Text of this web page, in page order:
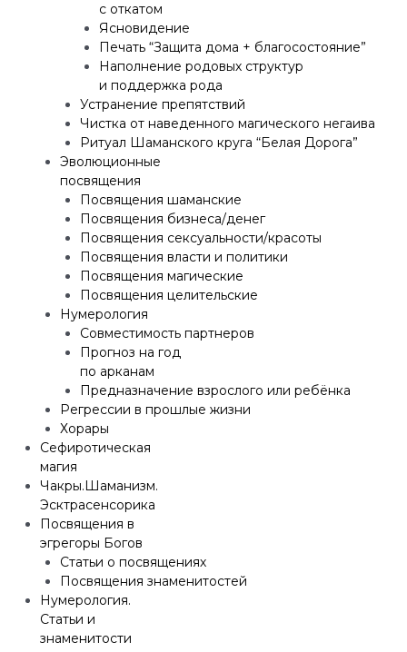
с откатом
Ясновидение
Печать “Защита дома + благосостояние”
Наполнение родовых структур
и поддержка рода
Устранение препятствий
Чистка от наведенного магического негаива
Ритуал Шаманского круга “Белая Дорога”
Эволюционные
посвящения
Посвящения шаманские
Посвящения бизнеса/денег
Посвящения сексуальности/красоты
Посвящения власти и политики
Посвящения магические
Посвящения целительские
Нумерология
Совместимость партнеров
Прогноз на год
по арканам
Предназначение взрослого или ребёнка
Регрессии в прошлые жизни
Хорары
Сефиротическая
магия
Чакры.Шаманизм.
Эсктрасенсорика
Посвящения в
эгрегоры Богов
Статьи о посвящениях
Посвящения знаменитостей
Нумерология.
Статьи и
знаменитости